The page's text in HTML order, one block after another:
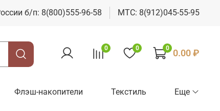
б/п: 8(800)555-96-58 МТС: 8(912)045-55-95
0 0 0 0.00 ₽
Флэш-накопители Текстиль Еще